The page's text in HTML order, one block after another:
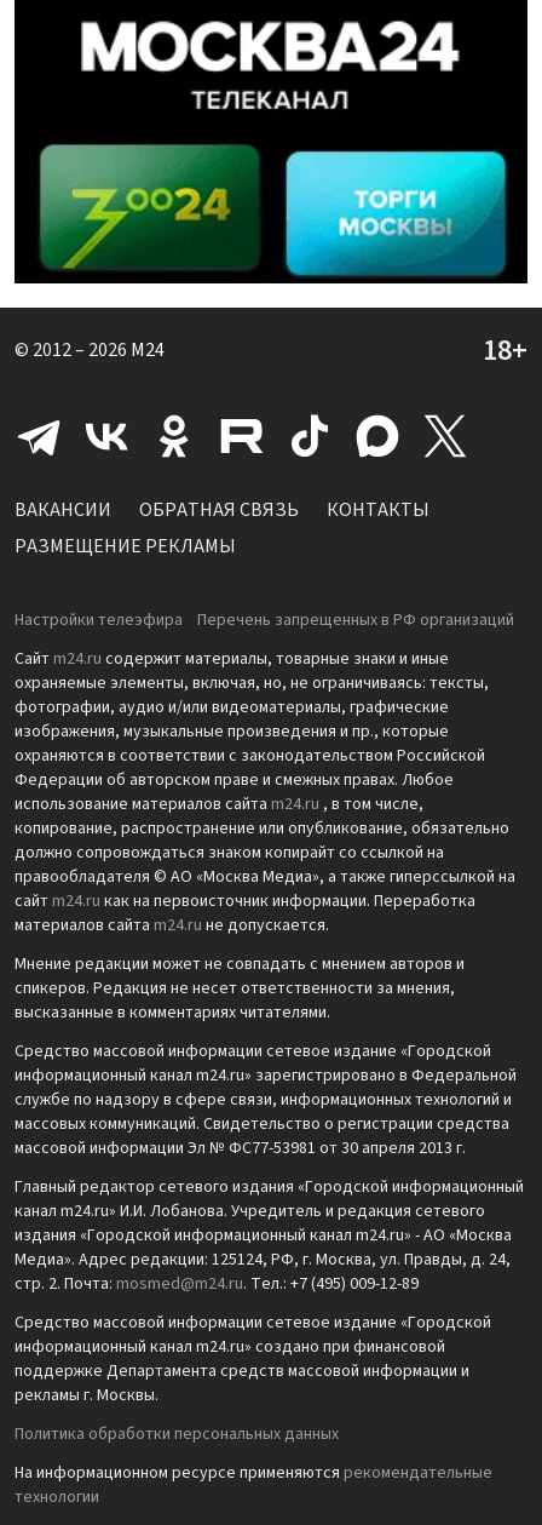
© 2012 – 2026 M24
ВАКАНСИИ ОБРАТНАЯ СВЯЗЬ
КОНТАКТЫ
РАЗМЕЩЕНИЕ РЕКЛАМЫ
Настройки телеэфира
Перечень запрещенных в РФ организаций
Сайт m24.ru содержит материалы, товарные знаки и иные
охраняемые элементы, включая, но, не ограничиваясь: тексты,
фотографии, аудио и/или видеоматериалы, графические
изображения, музыкальные произведения и пр., которые
охраняются в соответствии с законодательством Российской
Федерации об авторском праве и смежных правах. Любое
использование материалов сайта m24.ru , в том числе,
копирование, распространение или опубликование, обязательно
должно сопровождаться знаком копирайт со ссылкой на
правообладателя © АО «Москва Медиа», а также гиперссылкой на
сайт m24.ru как на первоисточник информации. Переработка
материалов сайта m24.ru не допускается.
Мнение редакции может не совпадать с мнением авторов и
спикеров. Редакция не несет ответственности за мнения,
высказанные в комментариях читателями.
Средство массовой информации сетевое издание «Городской
информационный канал m24.ru» зарегистрировано в Федеральной
службе по надзору в сфере связи, информационных технологий и
массовых коммуникаций. Свидетельство о регистрации средства
массовой информации Эл № ФС77-53981 от 30 апреля 2013 г.
Главный редактор сетевого издания «Городской информационный
канал m24.ru» И.И. Лобанова. Учредитель и редакция сетевого
издания «Городской информационный канал m24.ru» - АО «Москва
Медиа». Адрес редакции: 125124, РФ, г. Москва, ул. Правды, д. 24,
стр. 2. Почта: mosmed@m24.ru. Тел.: +7 (495) 009-12-89
Средство массовой информации сетевое издание «Городской
информационный канал m24.ru» создано при финансовой
поддержке Департамента средств массовой информации и
рекламы г. Москвы.
Политика обработки персональных данных
На информационном ресурсе применяются рекомендательные
технологии